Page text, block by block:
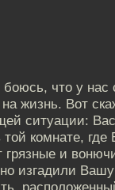
что у нас
жизнь. Вот
ситуации:
комнате, где
грязные и
изгадили